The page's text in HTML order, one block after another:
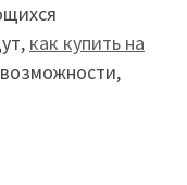
как купить на